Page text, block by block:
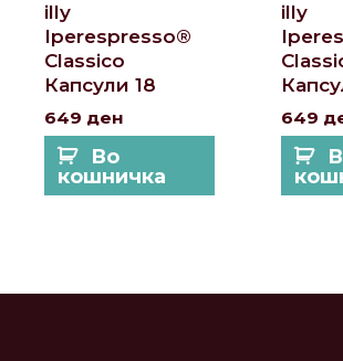
illy
Iperespresso®
Classico
Капсули 18
649 ден
Во
кошничка
illy
649